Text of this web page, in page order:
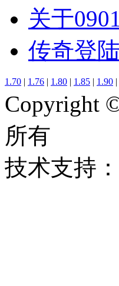
关于
传奇登
1.70 | 1.76 | 1.80 | 1.85 | 1.90 |
Copyright
所有
技术支持：